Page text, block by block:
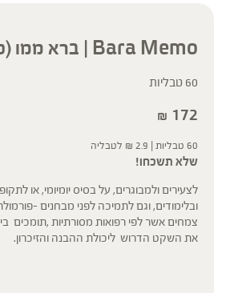
Bara Memo | ברא ממו (טבליות)
60 טבליות
₪ 172
60 טבליות | ₪ 2.9 לטבליה
שלא תשכחו!
לצעירים ולמבוגרים, על בסיס יומיומי, או
ובלימודים, וגם לתמיכה לפני מבחנים
צמחים אשר לפי רפואות מסורתיות ,תומכים
את השקט הדרוש ליכולת ההבנה והזיכרון.